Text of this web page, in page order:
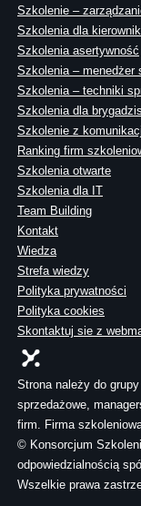
Szkolenie –
Szkolenia dla
Szkolenia asertywność
Szkolenia – menedżer
Szkolenia – techniki
Szkolenia dla
Szkolenie z
Ranking firm
Szkolenia otwarte
Szkolenia dla IT
Team Building
Kontakt
Wiedza
Strefa wiedzy
Polityka prywatności
Polityka cookies
Skontaktuj sie z
Strona należy do
sprzedażowe,
firm. Firma
© Konsorcjum
odpowiedzialnością
Wszelkie prawa